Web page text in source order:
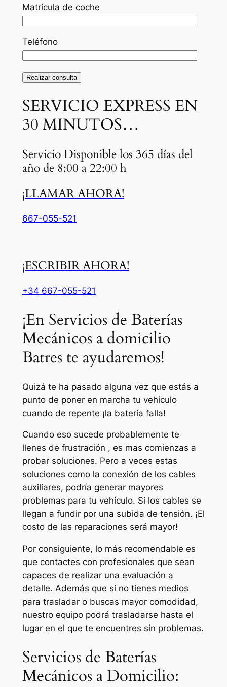
Matrícula de coche
Teléfono
SERVICIO EXPRESS EN
30 MINUTOS…
Servicio Disponible los 365 días del
año de 8:00 a 22:00 h
¡LLAMAR AHORA!
667-055-521
¡ESCRIBIR AHORA!
+34 667-055-521
¡En Servicios de Baterías
Mecánicos a domicilio
Batres te ayudaremos!
Quizá te ha pasado alguna vez que estás a
punto de poner en marcha tu vehículo
cuando de repente ¡la batería falla!
Cuando eso sucede probablemente te
llenes de frustración , es mas comienzas a
probar soluciones. Pero a veces estas
soluciones como la conexión de los cables
auxiliares, podría generar mayores
problemas para tu vehículo. Si los cables se
llegan a fundir por una subida de tensión. ¡El
costo de las reparaciones será mayor!
Por consiguiente, lo más recomendable es
que contactes con profesionales que sean
capaces de realizar una evaluación a
detalle. Además que si no tienes medios
para trasladar o buscas mayor comodidad,
nuestro equipo podrá trasladarse hasta el
lugar en el que te encuentres sin problemas.
Servicios de Baterías
Mecánicos a Domicilio: